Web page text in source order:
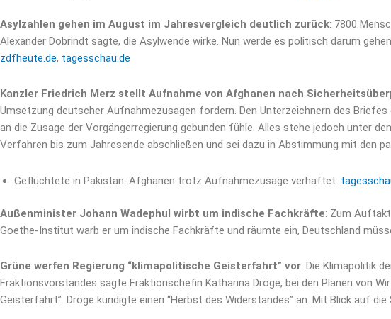
Asylzahlen gehen im August im Jahresvergleich deutlich zurück: 7800
Alexander Dobrindt sagte, die Asylwende wirke. Nun werde es politisch darum
zdfheute.de, tagesschau.de
Kanzler Friedrich Merz stellt Aufnahme von Afghanen nach
Umsetzung deutscher Aufnahmezusagen fordern. Den Unterzeichnern des
an die Zusage der Vorgängerregierung gebunden fühle. Alles stehe jedoch unter
Verfahren bis zum Jahresende abschließen und sei dazu in Abstimmung mit den
Geflüchtete in Pakistan: Afghanen trotz Aufnahmezusage verhaftet.
Außenminister Johann Wadephul wirbt um indische Fachkräfte: Zum Auftakt
Goethe-Institut warb er um indische Fachkräfte und räumte ein, Deutschland
Grüne werfen Regierung “klimapolitische Geisterfahrt” vor: Die Klimapolitik
Fraktionsvorstandes sagte Fraktionschefin Katharina Dröge, bei den Plänen von
Geisterfahrt”. Dröge kündigte einen “Herbst des Widerstandes” an. Mit Blick auf